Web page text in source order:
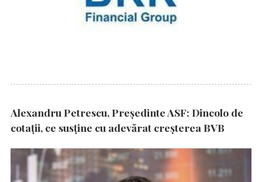
Alexandru Petrescu, Președinte ASF: Dincolo de
cotații, ce susține cu adevărat creșterea BVB